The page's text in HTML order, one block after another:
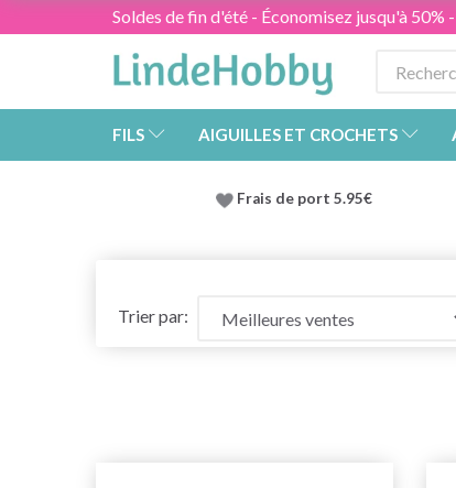
Soldes de fin d'été - Économisez jusqu'à 50%
FILS AIGUILLES ET CROCHETS
Frais de port 5.95€
Trier par: